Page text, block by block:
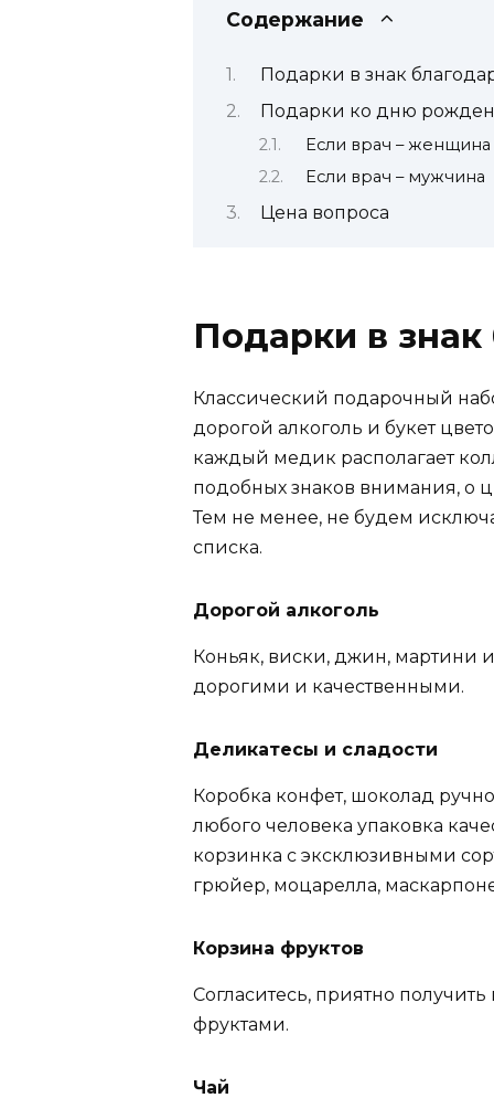
Содержание
Подарки в знак
Подарки ко дню
Если врач – женщина
Если врач – мужчина
Цена вопроса
Подарки в
Классический подарочный
дорогой алкоголь и букет
каждый медик располагает
подобных знаков внимания, о
Тем не менее, не будем
списка.
Дорогой алкоголь
Коньяк, виски, джин, мартини
дорогими и качественными.
Деликатесы и сладости
Коробка конфет, шоколад
любого человека упаковка
корзинка с эксклюзивными
грюйер, моцарелла,
Корзина фруктов
Согласитесь, приятно
фруктами.
Чай